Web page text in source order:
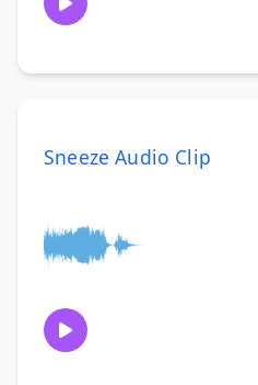
Sneeze Audio Clip